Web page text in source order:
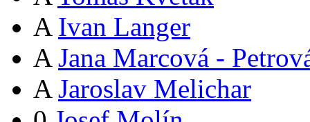
A Ivan Langer
A Jana Marcová -
A Jaroslav Melichar